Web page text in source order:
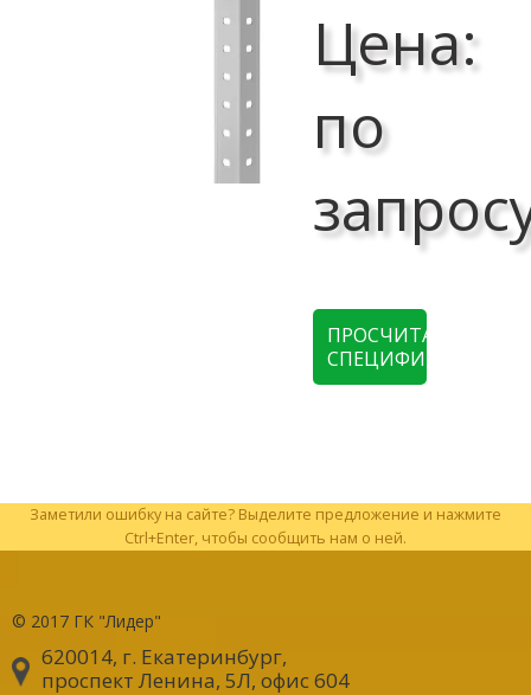
Цена:
по
ПРОСЧИТАТЬ
СПЕЦИФИКАЦИЮ
Заметили ошибку на сайте? Выделите предложение и нажмите
Ctrl+Enter, чтобы сообщить нам о ней.
© 2017 ГК "Лидер"
620014, г. Екатеринбург,
проспект Ленина, 5Л, офис 604